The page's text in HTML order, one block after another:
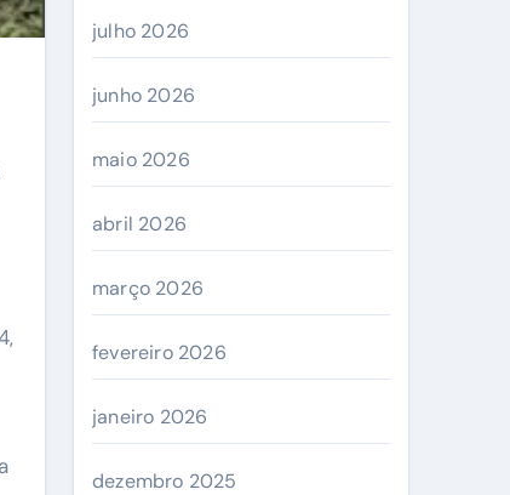
julho 2026
junho 2026
maio 2026
abril 2026
março 2026
fevereiro 2026
janeiro 2026
dezembro 2025